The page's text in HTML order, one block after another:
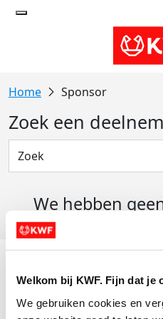
Welkom bij KWF. Fijn dat je
We gebruiken cookies en
Sponsor
Zoek een
We hebben
Actiematerialen
Evenementen